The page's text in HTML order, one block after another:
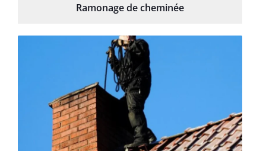
Ramonage de cheminée